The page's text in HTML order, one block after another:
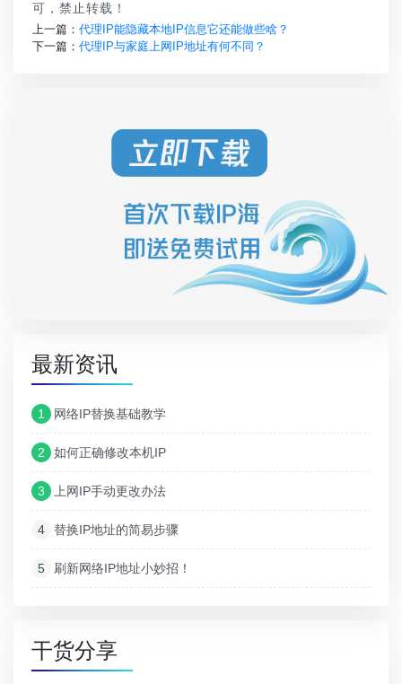
可，禁止转载！
上一篇： 代理IP能隐藏本地IP信息它还能做些啥？
下一篇： 代理IP与家庭上网IP地址有何不同？
最新资讯
1 网络IP替换基础教学
2 如何正确修改本机IP
3 上网IP手动更改办法
4 替换IP地址的简易步骤
5 刷新网络IP地址小妙招！
干货分享